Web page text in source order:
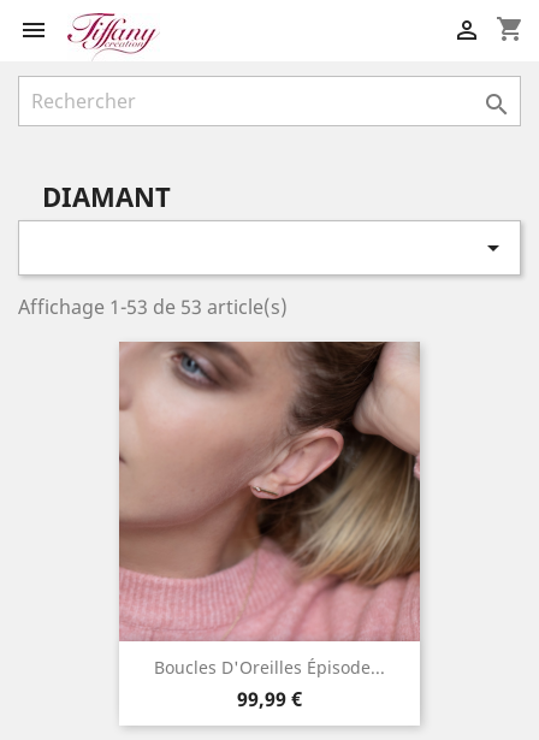
 shopping_cart


DIAMANT

Affichage 1-53 de 53 article(s)
Boucles D'Oreilles Épisode...
Prix
99,99 €